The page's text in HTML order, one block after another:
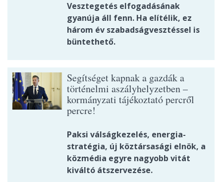
Vesztegetés elfogadásának
gyanúja áll fenn. Ha elítélik, ez
három év szabadságvesztéssel is
büntethető.
Segítséget kapnak a gazdák a
történelmi aszályhelyzetben –
kormányzati tájékoztató percről
percre!
Paksi válságkezelés, energia-
stratégia, új köztársasági elnök, a
közmédia egyre nagyobb vitát
kiváltó átszervezése.